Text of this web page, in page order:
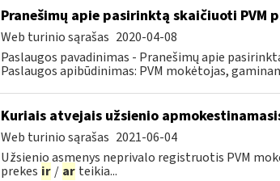
Pranešimų apie pasirinktą skaičiuoti PVM
Web turinio sąrašas 2020-04-08
Paslaugos pavadinimas - Pranešimų apie
Paslaugos apibūdinimas: PVM mokėtojas,
Kuriais atvejais užsienio
Web turinio sąrašas 2021-06-04
Užsienio asmenys neprivalo registruotis PVM
prekes ir / ar teikia...